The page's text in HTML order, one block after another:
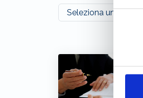
Consent